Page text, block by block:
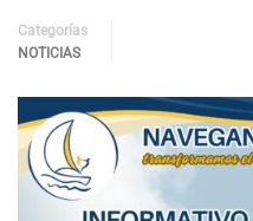
Categorías
NOTICIAS